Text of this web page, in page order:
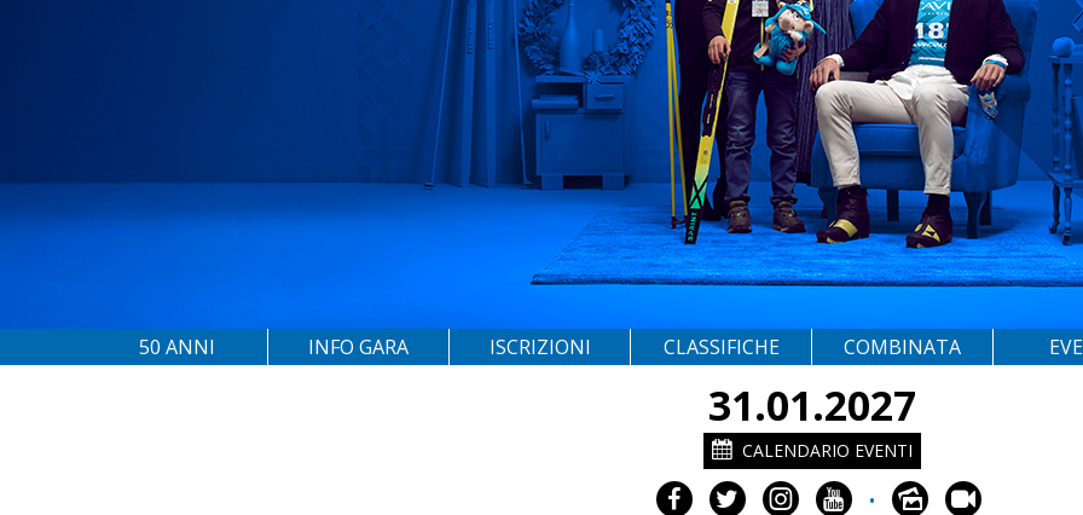
50 ANNI INFO GARA ISCRIZIONI CLASSIFICHE COMBINATA
31.01.2027
CALENDARIO EVENTI
•